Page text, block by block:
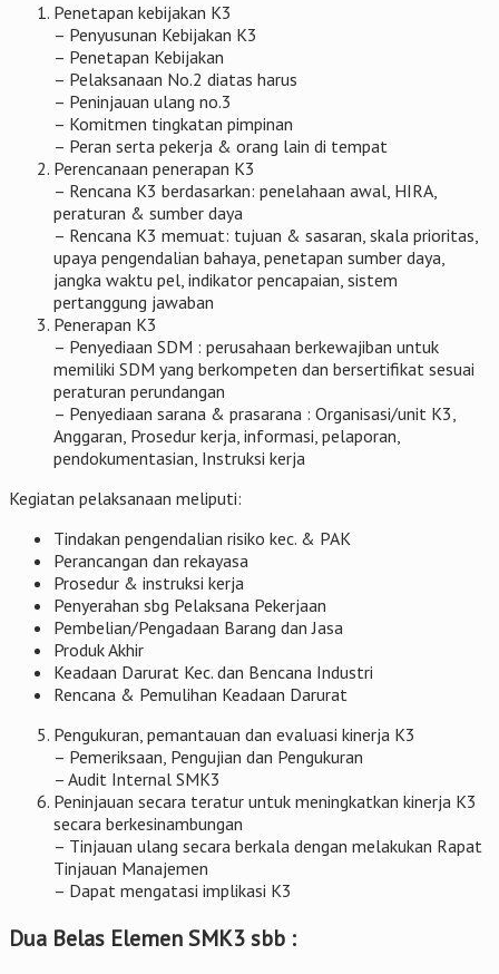
Penetapan kebijakan K3
– Penyusunan Kebijakan K3
– Penetapan Kebijakan
– Pelaksanaan No.2 diatas harus
– Peninjauan ulang no.3
– Komitmen tingkatan pimpinan
– Peran serta pekerja & orang lain di tempat
Perencanaan penerapan K3
– Rencana K3 berdasarkan: penelahaan awal, HIRA,
peraturan & sumber daya
– Rencana K3 memuat: tujuan & sasaran, skala prioritas,
upaya pengendalian bahaya, penetapan sumber daya,
jangka waktu pel, indikator pencapaian, sistem
pertanggung jawaban
Penerapan K3
– Penyediaan SDM : perusahaan berkewajiban untuk
memiliki SDM yang berkompeten dan bersertifikat sesuai
peraturan perundangan
– Penyediaan sarana & prasarana : Organisasi/unit K3,
Anggaran, Prosedur kerja, informasi, pelaporan,
pendokumentasian, Instruksi kerja
Kegiatan pelaksanaan meliputi:
Tindakan pengendalian risiko kec. & PAK
Perancangan dan rekayasa
Prosedur & instruksi kerja
Penyerahan sbg Pelaksana Pekerjaan
Pembelian/Pengadaan Barang dan Jasa
Produk Akhir
Keadaan Darurat Kec. dan Bencana Industri
Rencana & Pemulihan Keadaan Darurat
Pengukuran, pemantauan dan evaluasi kinerja K3
– Pemeriksaan, Pengujian dan Pengukuran
– Audit Internal SMK3
Peninjauan secara teratur untuk meningkatkan kinerja K3
secara berkesinambungan
– Tinjauan ulang secara berkala dengan melakukan Rapat
Tinjauan Manajemen
– Dapat mengatasi implikasi K3
Dua Belas Elemen SMK3 sbb :